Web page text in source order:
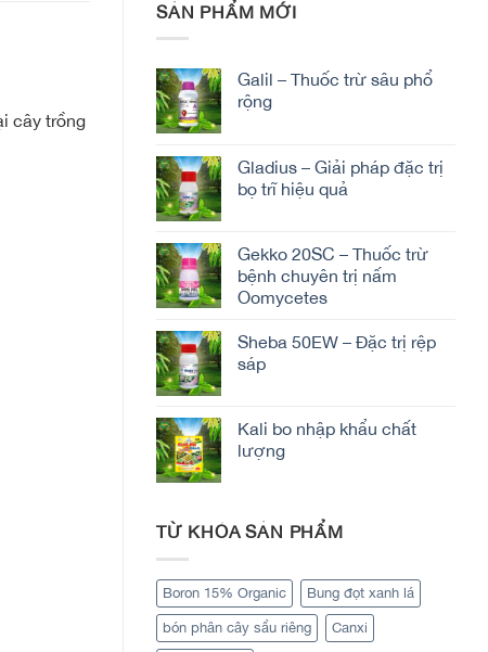
SẢN PHẨM MỚI
Galil – Thuốc trừ sâu phổ
rộng
Gladius – Giải pháp đặc trị
bọ trĩ hiệu quả
Gekko 20SC – Thuốc trừ
bệnh chuyên trị nấm
Oomycetes
Sheba 50EW – Đặc trị rệp
sáp
Kali bo nhập khẩu chất
lượng
TỪ KHÓA SẢN PHẨM
Boron 15% Organic Bung đọt xanh lá
bón phân cây sầu riêng Canxi
cây trồng